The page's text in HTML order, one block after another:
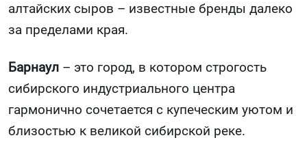
алтайских сыров – известные бренды далеко
за пределами края.
Барнаул – это город, в котором строгость
сибирского индустриального центра
гармонично сочетается с купеческим уютом и
близостью к великой сибирской реке.